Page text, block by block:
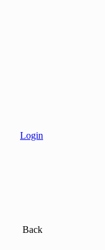
Login
Back